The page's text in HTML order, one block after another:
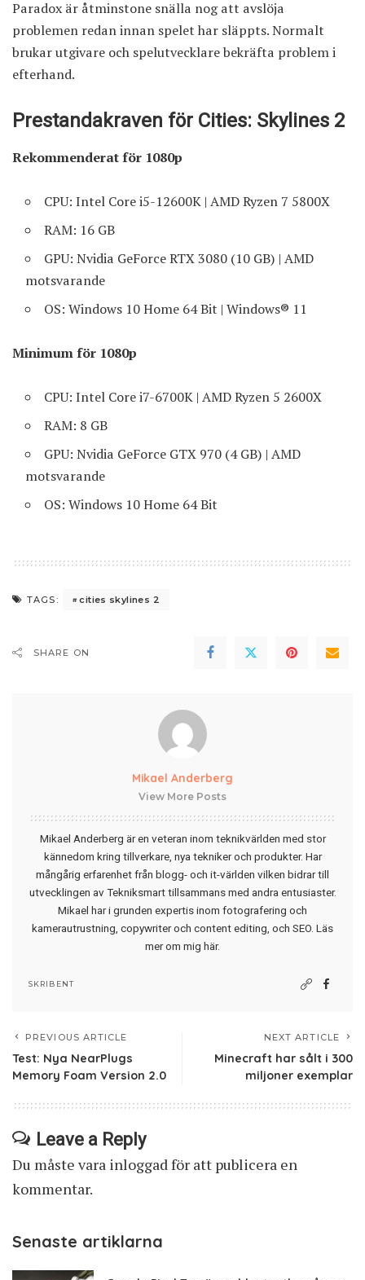
Paradox är åtminstone snälla nog att avslöja
problemen redan innan spelet har släppts. Normalt
brukar utgivare och spelutvecklare bekräfta problem i
efterhand.
Prestandakraven för Cities: Skylines 2
Rekommenderat för 1080p
CPU: Intel Core i5-12600K | AMD Ryzen 7 5800X
RAM: 16 GB
GPU: Nvidia GeForce RTX 3080 (10 GB) | AMD
motsvarande
OS: Windows 10 Home 64 Bit | Windows® 11
Minimum för 1080p
CPU: Intel Core i7-6700K | AMD Ryzen 5 2600X
RAM: 8 GB
GPU: Nvidia GeForce GTX 970 (4 GB) | AMD
motsvarande
OS: Windows 10 Home 64 Bit
TAGS: cities skylines 2
SHARE ON
Mikael Anderberg
View More Posts
Mikael Anderberg är en veteran inom teknikvärlden med stor
kännedom kring tillverkare, nya tekniker och produkter. Har
mångårig erfarenhet från blogg- och it-världen vilken bidrar till
utvecklingen av Tekniksmart tillsammans med andra entusiaster.
Mikael har i grunden expertis inom fotografering och
kamerautrustning, copywriter och content editing, och SEO. Läs
mer om mig här.
SKRIBENT
PREVIOUS ARTICLE
Test: Nya NearPlugs
Memory Foam Version 2.0
NEXT ARTICLE
Minecraft har sålt i 300
miljoner exemplar
Leave a Reply
Du måste vara inloggadför att publicera en
kommentar.
Senaste artiklarna